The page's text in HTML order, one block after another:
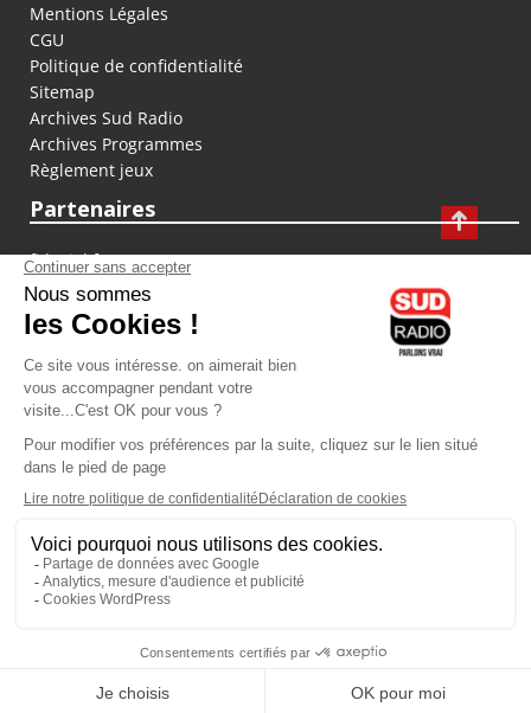
Mentions Légales
CGU
Politique de confidentialité
Sitemap
Archives Sud Radio
Archives Programmes
Règlement jeux
Partenaires
fiducial.fr
lyoncapitale.fr
olympique-et-lyonnais.com
L'application Iphone / Android
Téléchargez l'application
Les cookies
Gestion des cookies
Crédit photos : ©Sud Radio / Pierre Olivier
Laurence Péraud
Le Grand Matin Week-End
Vincent Ferniot
Ferniot fait le marché